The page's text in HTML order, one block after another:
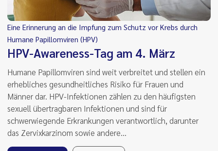
Eine Erinnerung an die Impfung zum Schutz vor Krebs durch
Humane Papillomviren (HPV)
HPV-Awareness-Tag am 4. März
Humane Papillomviren sind weit verbreitet und stellen ein
erhebliches gesundheitliches Risiko für Frauen und
Männer dar. HPV-Infektionen zählen zu den häufigsten
sexuell übertragbaren Infektionen und sind für
schwerwiegende Erkrankungen verantwortlich, darunter
das Zervixkarzinom sowie andere…